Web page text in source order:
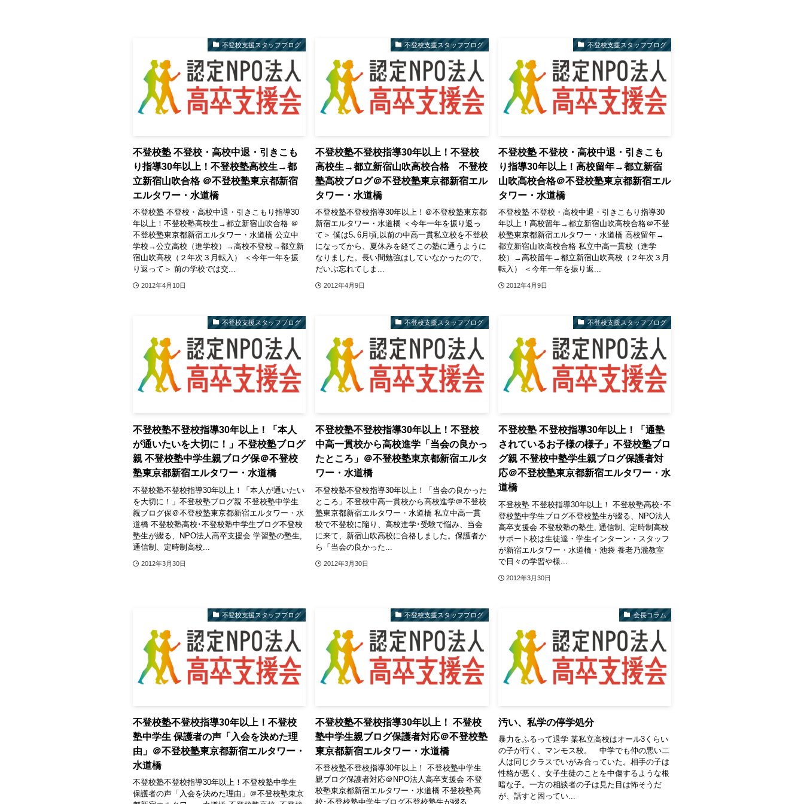
不登校支援スタッフブログ
不登校塾 不登校・高校中退・引きこも
り指導30年以上！不登校塾高校生→都
立新宿山吹合格 ＠不登校塾東京都新宿
エルタワー・水道橋
不登校塾 不登校・高校中退・引きこもり指導30
年以上！不登校塾高校生→都立新宿山吹合格 ＠
不登校塾東京都新宿エルタワー・水道橋 公立中
学校→公立高校（進学校）→高校不登校→都立新
宿山吹高校（２年次３月転入） ＜今年一年を振
り返って＞ 前の学校では交...
2012年4月10日
不登校支援スタッフブログ
不登校塾不登校指導30年以上！不登校
高校生→都立新宿山吹高校合格 不登校
塾高校ブログ＠不登校塾東京都新宿エル
タワー・水道橋
不登校塾不登校指導30年以上！＠不登校塾東京都
新宿エルタワー・水道橋 ＜今年一年を振り返っ
て＞ 僕は5､6月頃,以前の中高一貫私立校を不登校
になってから、夏休みを経てこの塾に通うように
なりました。長い間勉強はしていなかったので、
だいぶ忘れてしま...
2012年4月9日
不登校支援スタッフブログ
不登校塾 不登校・高校中退・引きこも
り指導30年以上！高校留年→都立新宿
山吹高校合格＠不登校塾東京都新宿エル
タワー・水道橋
不登校塾 不登校・高校中退・引きこもり指導30
年以上！高校留年→都立新宿山吹高校合格＠不登
校塾東京都新宿エルタワー・水道橋 高校留年→
都立新宿山吹高校合格 私立中高一貫校（進学
校）→高校留年→都立新宿山吹高校（２年次３月
転入） ＜今年一年を振り返...
2012年4月9日
不登校支援スタッフブログ
不登校塾不登校指導30年以上！「本人
が通いたいを大切に！」不登校塾ブログ
親 不登校塾中学生親ブログ保＠不登校
塾東京都新宿エルタワー・水道橋
不登校塾不登校指導30年以上！「本人が通いたい
を大切に！」不登校塾ブログ親 不登校塾中学生
親ブログ保＠不登校塾東京都新宿エルタワー・水
道橋 不登校塾高校･不登校塾中学生ブログ不登校
塾生が綴る、NPO法人高卒支援会 学習塾の塾生,
通信制、定時制高校...
2012年3月30日
不登校支援スタッフブログ
不登校塾不登校指導30年以上！不登校
中高一貫校から高校進学「当会の良かっ
たところ」＠不登校塾東京都新宿エルタ
ワー・水道橋
不登校塾不登校指導30年以上！「当会の良かった
ところ」不登校中高一貫校から高校進学＠不登校
塾東京都新宿エルタワー・水道橋 私立中高一貫
校で不登校に陥り、高校進学･受験で悩み、当会
に来て、新宿山吹高校に合格しました。保護者か
ら「当会の良かった...
2012年3月30日
不登校支援スタッフブログ
不登校塾 不登校指導30年以上！「通塾
されているお子様の様子」不登校塾ブロ
グ親 不登校中塾学生親ブログ保護者対
応＠不登校塾東京都新宿エルタワー・水
道橋
不登校塾 不登校指導30年以上！ 不登校塾高校･不
登校塾中学生ブログ不登校塾生が綴る、NPO法人
高卒支援会 不登校塾の塾生, 通信制、定時制高校
サポート校は生徒達・学生インターン・スタッフ
が新宿エルタワー・水道橋・池袋 養老乃瀧教室
で日々の学習や様...
2012年3月30日
不登校支援スタッフブログ
不登校塾不登校指導30年以上！不登校
塾中学生 保護者の声「入会を決めた理
由」＠不登校塾東京都新宿エルタワー・
水道橋
不登校塾不登校指導30年以上！不登校塾中学生
保護者の声「入会を決めた理由」＠不登校塾東京
不登校支援スタッフブログ
不登校塾不登校指導30年以上！ 不登校
塾中学生親ブログ保護者対応＠不登校塾
東京都新宿エルタワー・水道橋
不登校塾不登校指導30年以上！ 不登校塾中学生
親ブログ保護者対応＠NPO法人高卒支援会 不登
校塾東京都新宿エルタワー・水道橋 不登校塾高
校･不登校塾中学生ブログ不登校塾生が綴る、
会長コラム
汚い、私学の停学処分
暴力をふるって退学 某私立高校はオール3くらい
の子が行く、マンモス校。 中学でも仲の悪い二
人は同じクラスでいがみ合っていた。相手の子は
性格が悪く、女子生徒のことを中傷するような根
暗な子。一方の相談者の子は見た目は怖そうだ
が、話すと困ってい...